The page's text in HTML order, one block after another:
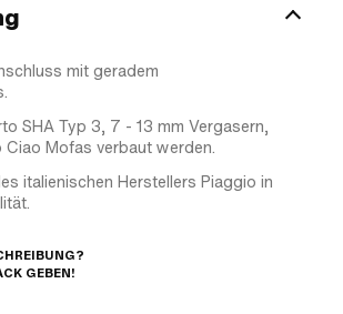
mit geradem
SHA Typ 3, 7 - 13 mm Vergasern,
Mofas verbaut werden.
italienischen Herstellers Piaggio in
GEBEN!